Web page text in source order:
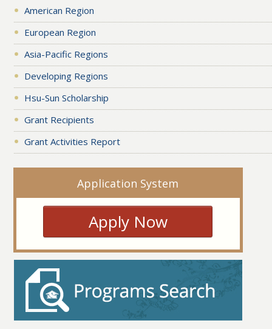
American Region
European Region
Asia-Pacific Regions
Developing Regions
Hsu-Sun Scholarship
Grant Recipients
Grant Activities Report
Application System
Apply Now